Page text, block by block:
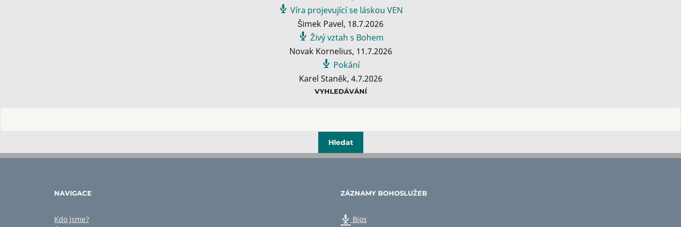
Víra projevující se láskou VEN
Šimek Pavel, 18.7.2026
Živý vztah s Bohem
Novak Kornelius, 11.7.2026
Pokání
Karel Staněk, 4.7.2026
VYHLEDÁVÁNÍ
NAVIGACE
Kdo jsme?
ZÁZNAMY BOHOSLUŽEB
Bios